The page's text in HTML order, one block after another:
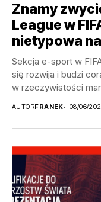
Znamy
League w
nietypowa
Sekcja e-sport w
się rozwija i budzi
w rzeczywistości
AUTORFRANEK 08/06/